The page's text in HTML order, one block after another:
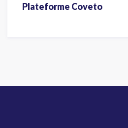
Plateforme Coveto